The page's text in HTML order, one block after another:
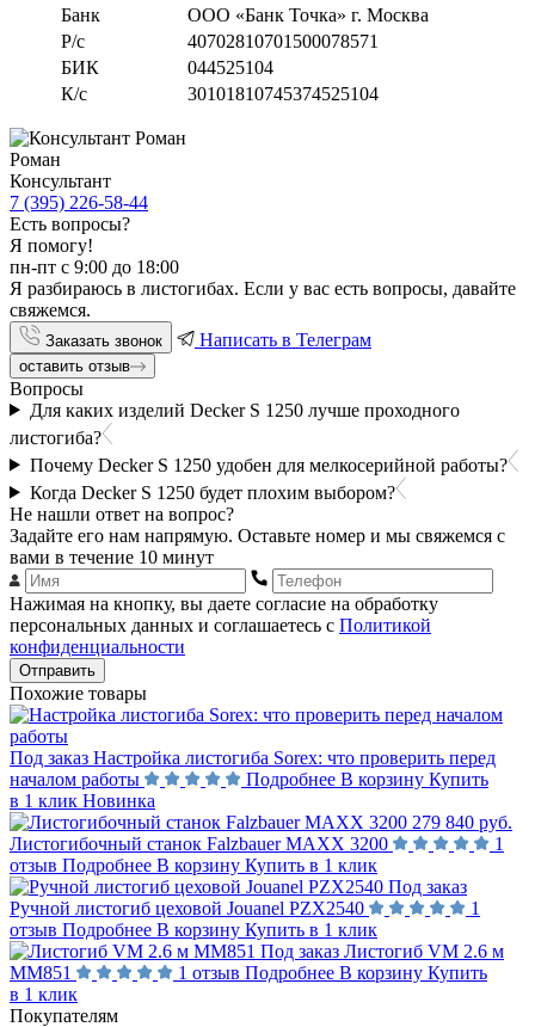
Банк
ООО «Банк Точка» г. Москва
Р/с
40702810701500078571
БИК
044525104
К/с
30101810745374525104
Роман
Консультант
7 (395) 226-58-44
Есть вопросы?
Я помогу!
пн-пт с 9:00 до 18:00
Я разбираюсь в листогибах. Если у вас есть вопросы, давайте
свяжемся.
Заказать звонок Написать в Телеграм
оставить отзыв
Вопросы
Для каких изделий Decker S 1250 лучше проходного
листогиба?
Почему Decker S 1250 удобен для мелкосерийной работы?
Когда Decker S 1250 будет плохим выбором?
Не нашли ответ на вопрос?
Задайте его нам напрямую. Оставьте номер и мы свяжемся с
вами в течение 10 минут
Нажимая на кнопку, вы даете согласие на обработку
персональных данных и соглашаетесь с Политикой
конфиденциальности
Отправить
Похожие товары
Под заказ Настройка листогиба Sorex: что проверить перед
началом работы
Подробнее В корзину Купить
в 1 клик Новинка
279 840 руб.
Листогибочный станок Falzbauer MAXX 3200
1
отзыв Подробнее В корзину Купить в 1 клик
Под заказ
Ручной листогиб цеховой Jouanel PZX2540
1
отзыв Подробнее В корзину Купить в 1 клик
Под заказ Листогиб VM 2.6 м
MM851
1 отзыв Подробнее В корзину Купить
в 1 клик
Покупателям